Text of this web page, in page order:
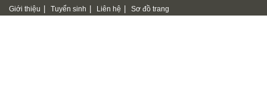
Giới thiệu Tuyển sinh Liên hệ Sơ đồ trang